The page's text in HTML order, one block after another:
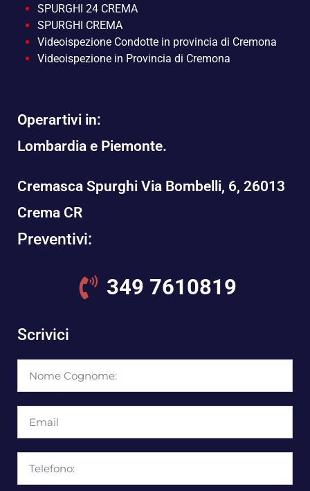
SPURGHI 24 CREMA
SPURGHI CREMA
Videoispezione Condotte in provincia di Cremona
Videoispezione in Provincia di Cremona
Operartivi in:
Lombardia e Piemonte.
Cremasca Spurghi Via Bombelli, 6, 26013
Crema CR
Preventivi:
349 7610819
Scrivici